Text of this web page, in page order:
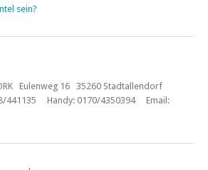
sein?
Eulenweg 16 35260 Stadtallendorf
441135 Handy: 0170/4350394 Email: